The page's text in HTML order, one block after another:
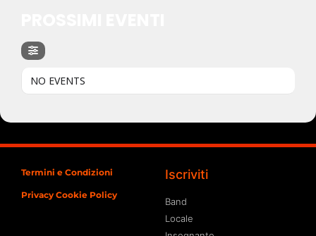
NO EVENTS
Termini e Condizioni
Privacy Cookie Policy
Iscriviti
Band
Locale